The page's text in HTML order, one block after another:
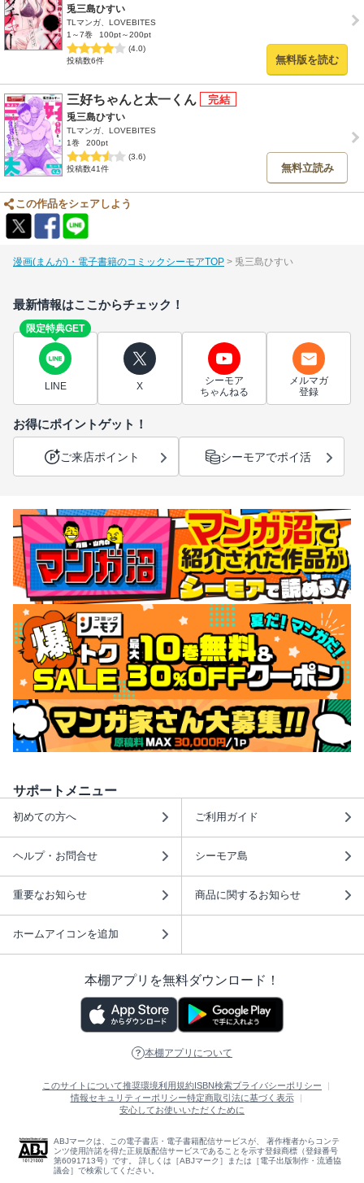
兎三島ひすい
TLマンガ、LOVEBITES
1～7巻
100pt～200pt
(4.0)
投稿数6件
無料版を読む
三好ちゃんと太一くん
兎三島ひすい
TLマンガ、LOVEBITES
1巻
200pt
(3.6)
投稿数41件
無料立読み
この作品をシェアしよう
漫画(まんが)・電子書籍のコミックシーモアTOP 兎三島ひすい
最新情報はここからチェック！
限定特典GET
LINE X
シーモア
ちゃんねる
メルマガ
登録
お得にポイントゲット！
ご来店ポイント シーモアでポイ活
サポートメニュー
初めての方へ ご利用ガイド
ヘルプ・お問合せ シーモア島
重要なお知らせ 商品に関するお知らせ
ホームアイコンを追加
本棚アプリを無料ダウンロード！
本棚アプリについて
このサイトについて推奨環境利用規約 ISBN検索プライバシーポリシー
情報セキュリティーポリシー特定商取引法に基づく表示
安心してお使いいただくために
ABJマークは、この電子書店・電子書籍配信サービスが、 著作権者からコンテ
ンツ使用許諾を得た正規版配信サービスであることを示す登録商標（登録番号
第6091713号）です。 詳しくは［ABJマーク］または［電子出版制作・流通協
議会］で検索してください。